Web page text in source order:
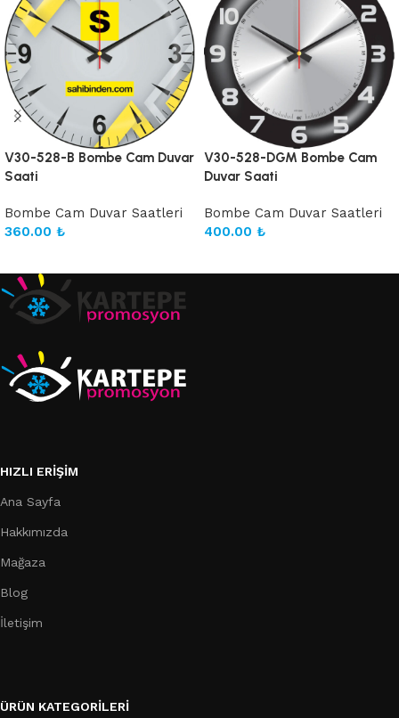
V30-528-B Bombe Cam Duvar
Saati
Bombe Cam Duvar Saatleri
360.00 ₺
V30-528-DGM Bombe Cam
Duvar Saati
Bombe Cam Duvar Saatleri
400.00 ₺
HIZLI ERIŞIM
Ana Sayfa
Hakkımızda
Mağaza
Blog
İletişim
ÜRÜN KATEGORILERI